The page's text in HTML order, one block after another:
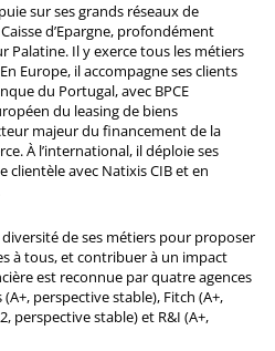
sur ses grands réseaux de
d’Epargne, profondément
Palatine. Il y exerce tous les métiers
Europe, il accompagne ses clients
du Portugal, avec BPCE
du leasing de biens
majeur du financement de la
À l’international, il déploie ses
clientèle avec Natixis CIB et en
diversité de ses métiers pour proposer
à tous, et contribuer à un impact
est reconnue par quatre agences
perspective stable), Fitch (A+,
perspective stable) et R&I (A+,